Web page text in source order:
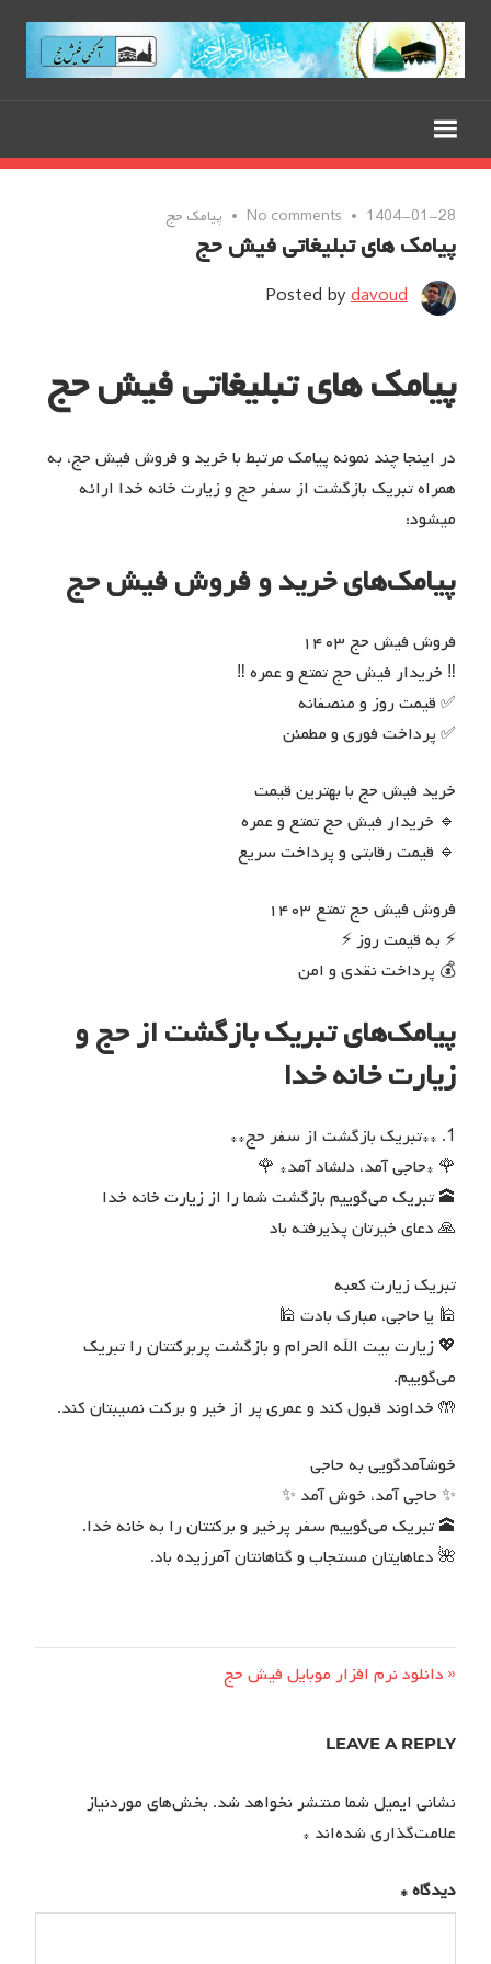
content
جامع
خرید
فیش
حج
از
خریدوفروش
فیش
حج
آموزش
مناسک
حج
عمره
تمتع
1404-01-28
No comments پیامک حج
پیامک های تبلیغاتی فیش حج
Posted by davoud
پیامک های تبلیغاتی فیش حج
در اینجا چند نمونه پیامک مرتبط با خرید و فروش فیش حج، به
همراه تبریک بازگشت از سفر حج و زیارت خانه خدا ارائه
میشود:
پیامک‌های خرید و فروش فیش حج
فروش فیش حج ۱۴۰۳
‼️ خریدار فیش حج تمتع و عمره ‼️
✅ قیمت روز و منصفانه
✅ پرداخت فوری و مطمئن
خرید فیش حج با بهترین قیمت
🔹 خریدار فیش حج تمتع و عمره
🔹 قیمت رقابتی و پرداخت سریع
فروش فیش حج تمتع ۱۴۰۳
⚡️ به قیمت روز ⚡️
💰 پرداخت نقدی و امن
پیامک‌های تبریک بازگشت از حج و
زیارت خانه خدا
1. **تبریک بازگشت از سفر حج**
🌹 *حاجی آمد، دلشاد آمد* 🌹
🕋 تبریک می‌گوییم بازگشت شما را از زیارت خانه خدا
🙏 دعای خیرتان پذیرفته باد
تبریک زیارت کعبه
🕌 یا حاجی، مبارک بادت 🕌
💖 زیارت بیت الله الحرام و بازگشت پربرکتتان را تبریک
می‌گوییم.
🤲 خداوند قبول کند و عمری پر از خیر و برکت نصیبتان کند.
خوشآمدگویی به حاجی
✨ حاجی آمد، خوش آمد ✨
🕋 تبریک می‌گوییم سفر پرخیر و برکتتان را به خانه خدا.
🌺 دعاهایتان مستجاب و گناهانتان آمرزیده باد.
راهبری
Previous
دانلود نرم افزار موبایل فیش حج
LEAVE A REPLY
نشانی ایمیل شما منتشر نخواهد شد. بخش‌های موردنیاز
علامت‌گذاری شده‌اند *
دیدگاه*